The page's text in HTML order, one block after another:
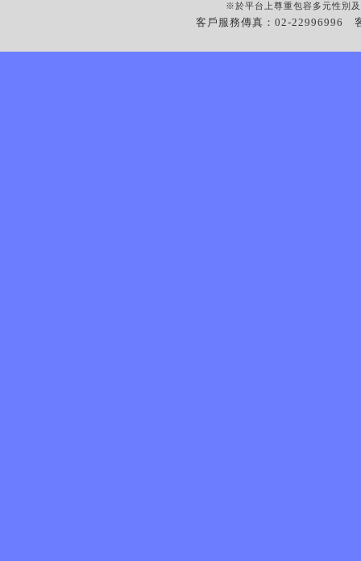
※於平台上尊重包容多元性別
客戶服務傳真：02-22996996